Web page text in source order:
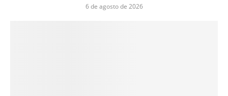
6 de agosto de 2026